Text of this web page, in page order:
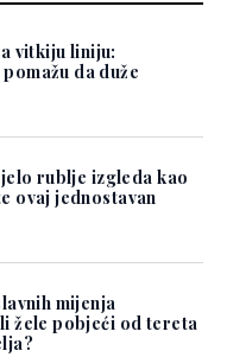
vitkiju liniju:
da duže
rublje izgleda kao
ovaj jednostavan
mijenja
žele pobjeći od tereta